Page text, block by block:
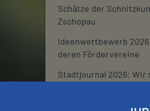
Schätze der
Zschopau
Ideenwettbewerb
deren Fördervereine
Stadtjournal 2026: Wir